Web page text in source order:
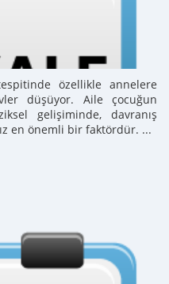
özellikle annelere
düşüyor. Aile çocuğun
gelişiminde, davranış
en önemli bir faktördür. ...